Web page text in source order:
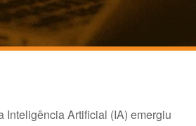
Inteligência Artificial (IA) emergiu